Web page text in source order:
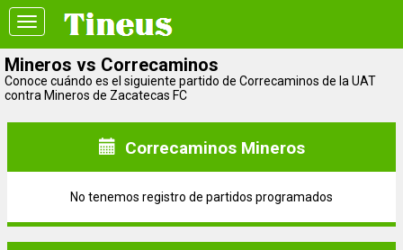
Toggle
navigation
Mineros vs Correcaminos
Conoce cuándo es el siguiente partido de Correcaminos de la UAT
contra Mineros de Zacatecas FC
Correcaminos Mineros
No tenemos registro de partidos programados